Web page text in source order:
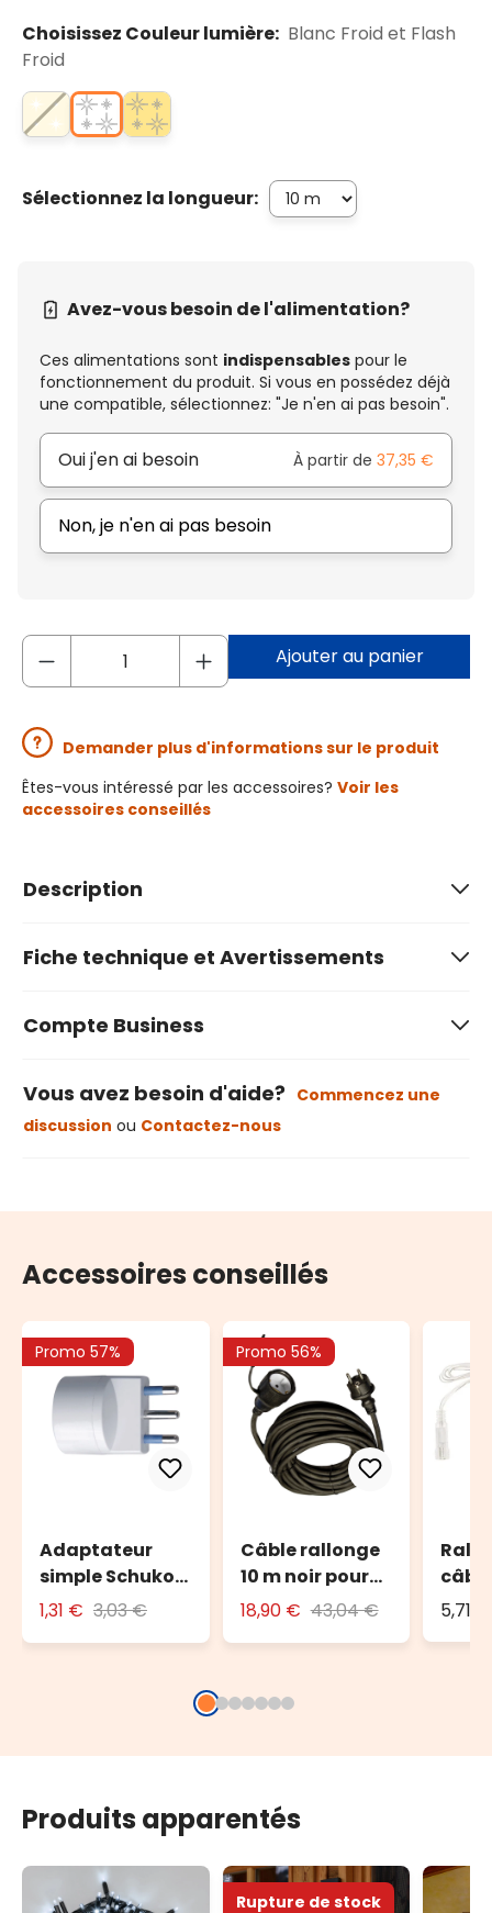
Choisissez Couleur lumière: Blanc Froid et Flash
Froid
Sélectionnez la longueur:
Avez-vous besoin de l'alimentation?
Ces alimentations sont indispensables pour le
fonctionnement du produit. Si vous en possédez déjà
une compatible, sélectionnez: "Je n'en ai pas besoin".
Oui j'en ai besoin À partir de 37,35 €
Non, je n'en ai pas besoin
Ajouter au panier
Demander plus d'informations sur le produit
Êtes-vous intéressé par les accessoires? Voir les
accessoires conseillés
Description
Fiche technique et Avertissements
Compte Business
Vous avez besoin d'aide? Commencez une
discussion ou Contactez-nous
Accessoires conseillés
Promo 57%
Adaptateur
simple Schuko
avec fiche 16A
1,31 € 3,03 €
Promo 56%
Câble rallonge
10 m noir pour
l'extérieur
18,90 € 43,04 € 5,71 €
Produits apparentés
Rupture de stock